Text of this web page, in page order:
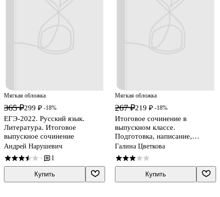
Мягкая обложка
365 ₽299 ₽ -18%
ЕГЭ-2022. Русский язык.
Литература. Итоговое
выпускное сочинение
Андрей Нарушевич
· 1
Купить
Мягкая обложка
267 ₽219 ₽ -18%
Итоговое сочинение в
выпускном классе.
Подготовка, написание,
редактирование.
Методические рекомендации
Галина Цветкова
Купить